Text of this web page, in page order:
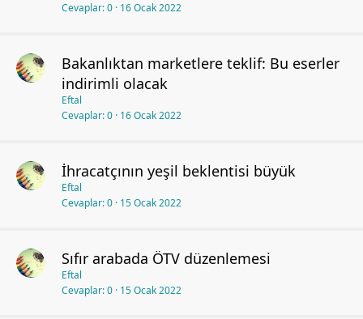
Cevaplar 0 16 Ocak 2022
Bakanlıktan marketlere teklif: Bu eserler
indirimli olacak
Eftal
Cevaplar 0 16 Ocak 2022
İhracatçının yeşil beklentisi büyük
Eftal
Cevaplar 0 15 Ocak 2022
Sıfır arabada ÖTV düzenlemesi
Eftal
Cevaplar 0 15 Ocak 2022